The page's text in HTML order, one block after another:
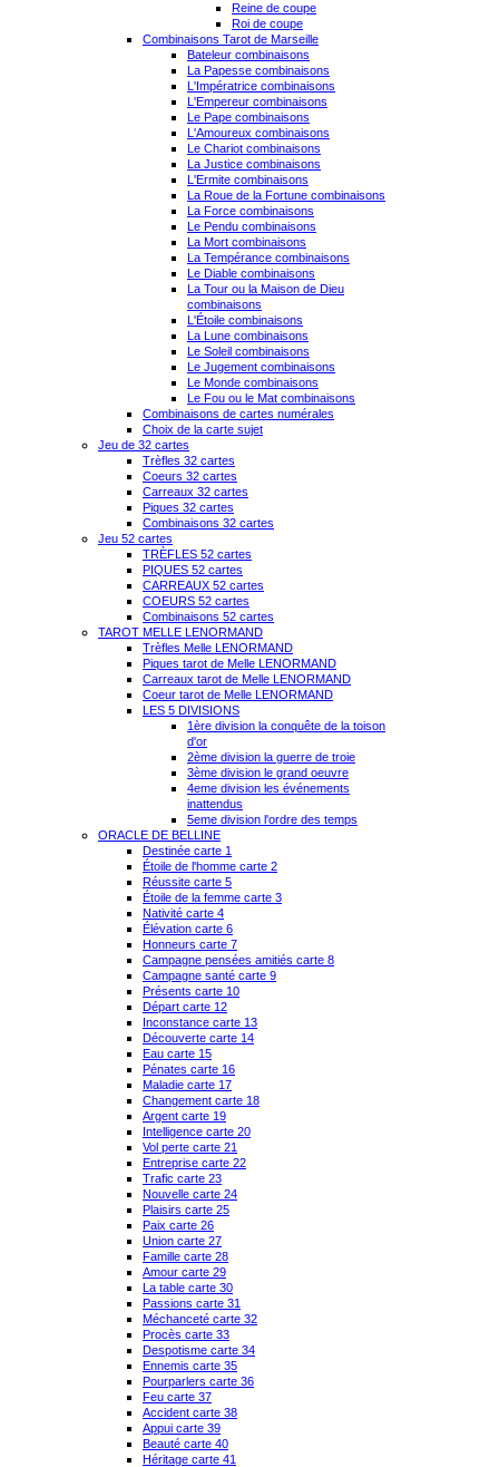
Reine de coupe
Roi de coupe
Combinaisons Tarot de Marseille
Bateleur combinaisons
La Papesse combinaisons
L'Impératrice combinaisons
L'Empereur combinaisons
Le Pape combinaisons
L'Amoureux combinaisons
Le Chariot combinaisons
La Justice combinaisons
L'Ermite combinaisons
La Roue de la Fortune combinaisons
La Force combinaisons
Le Pendu combinaisons
La Mort combinaisons
La Tempérance combinaisons
Le Diable combinaisons
La Tour ou la Maison de Dieu
combinaisons
L'Étoile combinaisons
La Lune combinaisons
Le Soleil combinaisons
Le Jugement combinaisons
Le Monde combinaisons
Le Fou ou le Mat combinaisons
Combinaisons de cartes numérales
Choix de la carte sujet
Jeu de 32 cartes
Trèfles 32 cartes
Coeurs 32 cartes
Carreaux 32 cartes
Piques 32 cartes
Combinaisons 32 cartes
Jeu 52 cartes
TRÈFLES 52 cartes
PIQUES 52 cartes
CARREAUX 52 cartes
COEURS 52 cartes
Combinaisons 52 cartes
TAROT MELLE LENORMAND
Trèfles Melle LENORMAND
Piques tarot de Melle LENORMAND
Carreaux tarot de Melle LENORMAND
Coeur tarot de Melle LENORMAND
LES 5 DIVISIONS
1ère division la conquête de la toison
d'or
2ème division la guerre de troie
3ème division le grand oeuvre
4eme division les événements
inattendus
5eme division l'ordre des temps
ORACLE DE BELLINE
Destinée carte 1
Étoile de l'homme carte 2
Réussite carte 5
Étoile de la femme carte 3
Nativité carte 4
Élévation carte 6
Honneurs carte 7
Campagne pensées amitiés carte 8
Campagne santé carte 9
Présents carte 10
Départ carte 12
Inconstance carte 13
Découverte carte 14
Eau carte 15
Pénates carte 16
Maladie carte 17
Changement carte 18
Argent carte 19
Intelligence carte 20
Vol perte carte 21
Entreprise carte 22
Trafic carte 23
Nouvelle carte 24
Plaisirs carte 25
Paix carte 26
Union carte 27
Famille carte 28
Amour carte 29
La table carte 30
Passions carte 31
Méchanceté carte 32
Procès carte 33
Despotisme carte 34
Ennemis carte 35
Pourparlers carte 36
Feu carte 37
Accident carte 38
Appui carte 39
Beauté carte 40
Héritage carte 41